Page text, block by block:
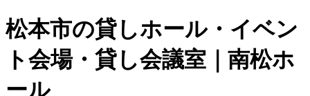
Skip
to
松本市の貸しホール・イベン
ト会場・貸し会議室｜南松ホ
ール